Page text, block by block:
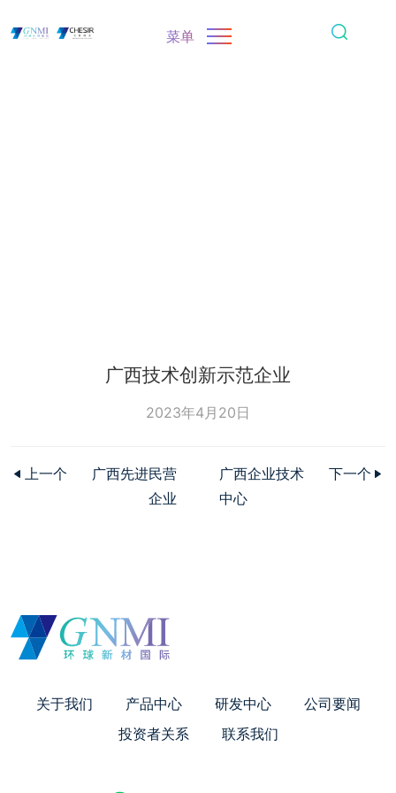
菜单
广西技术创新示范企业
2023年4月20日
上一个
广西先进民营
企业
广西企业技术
中心
下一个
关于我们 产品中心 研发中心
公司要闻
投资者关系
联系我们